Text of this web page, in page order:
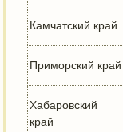
Камчатский край
Приморский край
Хабаровский
край